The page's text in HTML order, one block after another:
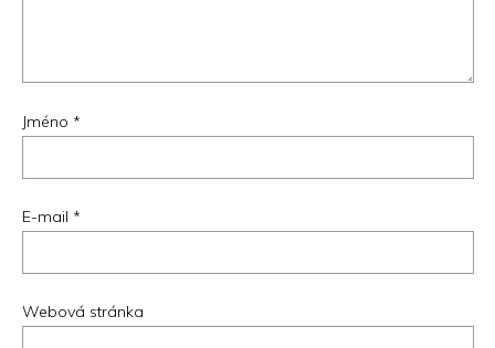
Jméno *
E-mail *
Webová stránka